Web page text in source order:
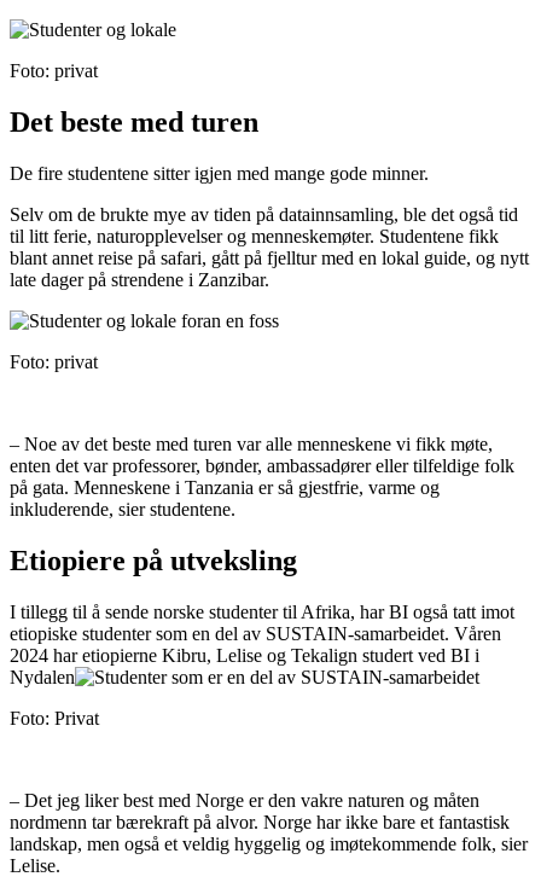
Foto: privat
Det beste med turen
De fire studentene sitter igjen med mange gode minner.
Selv om de brukte mye av tiden på datainnsamling, ble det også tid
til litt ferie, naturopplevelser og menneskemøter. Studentene fikk
blant annet reise på safari, gått på fjelltur med en lokal guide, og nytt
late dager på strendene i Zanzibar.
Foto: privat
– Noe av det beste med turen var alle menneskene vi fikk møte,
enten det var professorer, bønder, ambassadører eller tilfeldige folk
på gata. Menneskene i Tanzania er så gjestfrie, varme og
inkluderende, sier studentene.
Etiopiere på utveksling
I tillegg til å sende norske studenter til Afrika, har BI også tatt imot
etiopiske studenter som en del av SUSTAIN-samarbeidet. Våren
2024 har etiopierne Kibru, Lelise og Tekalign studert ved BI i
Nydalen
Foto: Privat
– Det jeg liker best med Norge er den vakre naturen og måten
nordmenn tar bærekraft på alvor. Norge har ikke bare et fantastisk
landskap, men også et veldig hyggelig og imøtekommende folk, sier
Lelise.